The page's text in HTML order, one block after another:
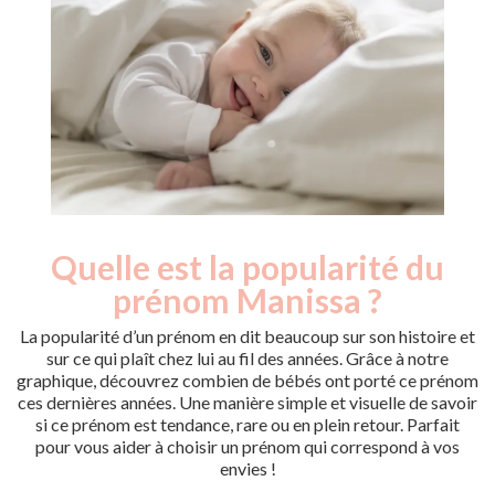
Quelle est la popularité du
prénom Manissa ?
La popularité d’un prénom en dit beaucoup sur son histoire et
sur ce qui plaît chez lui au fil des années. Grâce à notre
graphique, découvrez combien de bébés ont porté ce prénom
ces dernières années. Une manière simple et visuelle de savoir
si ce prénom est tendance, rare ou en plein retour. Parfait
pour vous aider à choisir un prénom qui correspond à vos
envies !
Popularité du
prénom Manissa
par année
Année
Nouveaux-
nés